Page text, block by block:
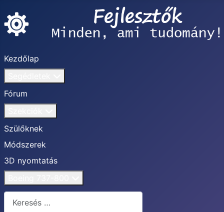
Kezdőlap
Fórum
Szülőknek
Módszerek
3D nyomtatás
Keresés...